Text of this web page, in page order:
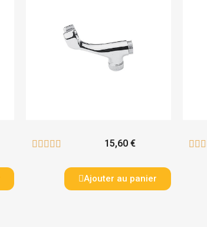
     15,60 €
Ajouter au panier
  